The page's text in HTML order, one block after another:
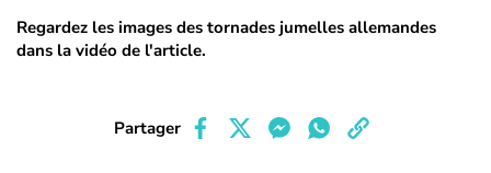
Regardez les images des tornades jumelles allemandes
dans la vidéo de l'article.
Partager